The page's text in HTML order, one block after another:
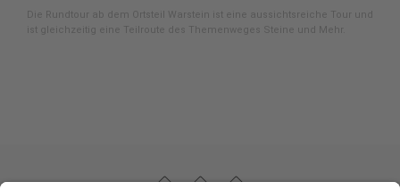
Die Rundtour ab dem Ortsteil Warstein ist eine aussichtsreiche Tour und
ist gleichzeitig eine Teilroute des Themenweges Steine und Mehr.